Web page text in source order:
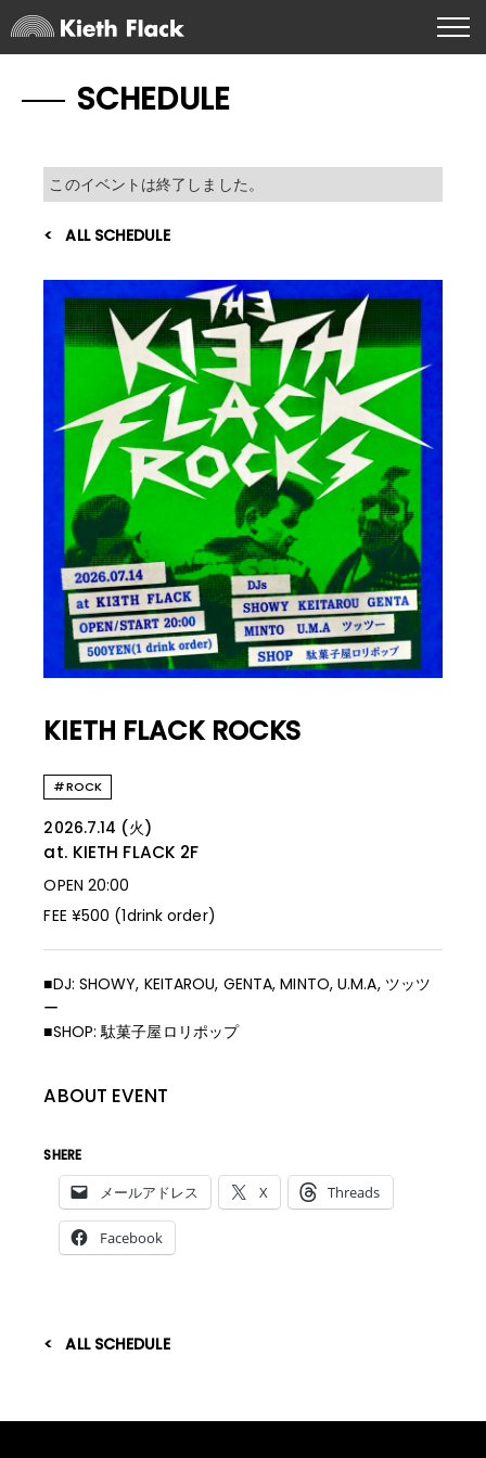
SCHEDULE
このイベントは終了しました。
ALL SCHEDULE
KIETH FLACK ROCKS
#ROCK
2026.7.14 (火)
at. KIETH FLACK 2F
OPEN 20:00
FEE ¥500 (1drink order)
■DJ: SHOWY, KEITAROU, GENTA, MINTO, U.M.A, ツッツ
ー
■SHOP: 駄菓子屋ロリポップ
ABOUT EVENT
SHERE
メールアドレス X Threads
Facebook
ALL SCHEDULE